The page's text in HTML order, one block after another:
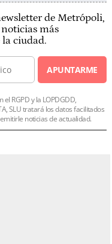
de Metrópoli,
más
ciudad.
APUNTARME
RGPD y la LOPDGDD,
SLU tratará los datos facilitados
noticias de actualidad.